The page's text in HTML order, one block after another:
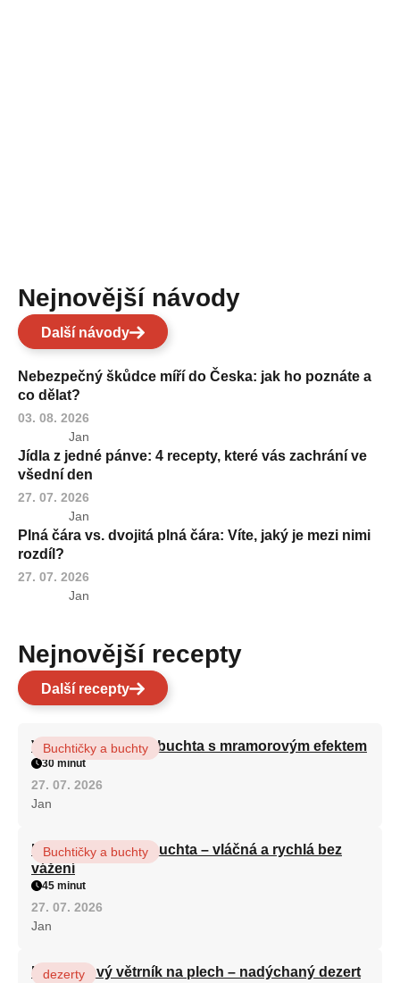
Nejnovější návody
Další návody
Nebezpečný škůdce míří do Česka: jak ho poznáte a
co dělat?
03. 08. 2026
Jan
Jídla z jedné pánve: 4 recepty, které vás zachrání ve
všední den
27. 07. 2026
Jan
Plná čára vs. dvojitá plná čára: Víte, jaký je mezi nimi
rozdíl?
27. 07. 2026
Jan
Nejnovější recepty
Další recepty
Vláčná olejová litá buchta s mramorovým efektem
Buchtičky a buchty
30 minut
27. 07. 2026
Jan
Hrnková maková buchta – vláčná a rychlá bez
vážení
Buchtičky a buchty
45 minut
27. 07. 2026
Jan
Karamelový větrník na plech – nadýchaný dezert
dezerty